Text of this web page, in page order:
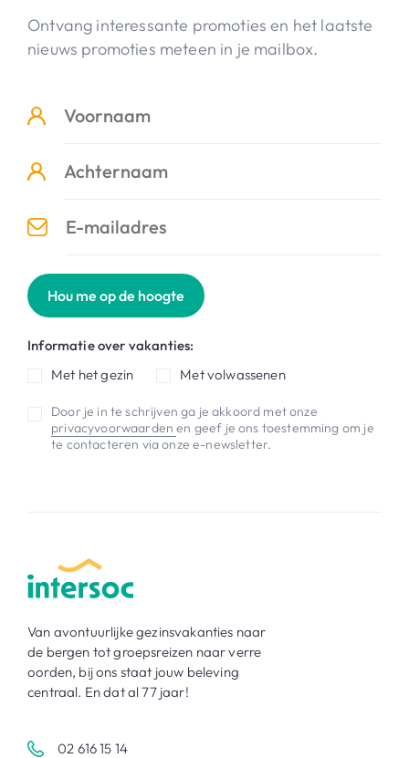
Ontvang interessante promoties en het laatste
nieuws promoties meteen in je mailbox.
Hou me op de hoogte
Informatie over vakanties:
Met het gezin
Met volwassenen
Door je in te schrijven ga je akkoord met onze
privacyvoorwaardenen geef je ons toestemming om je
te contacteren via onze e-newsletter.
Van avontuurlijke gezinsvakanties naar
de bergen tot groepsreizen naar verre
oorden, bij ons staat jouw beleving
centraal. En dat al 77 jaar!
02 616 15 14